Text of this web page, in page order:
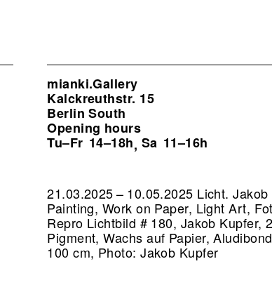
mianki.Gallery
Kalckreuthstr. 15
Berlin South
Opening hours
Tu–Fr 14–18h, Sa 11–16h
21.03.2025 – 10.05.2025 Licht.
Painting, Work on Paper, Light Art,
Repro Lichtbild # 180, Jakob Kupfer,
Pigment, Wachs auf Papier,
100 cm, Photo: Jakob Kupfer